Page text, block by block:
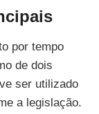
por tempo
de dois
ser utilizado
a legislação.